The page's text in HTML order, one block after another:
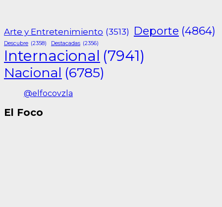
Arte y Entretenimiento (3513) Deporte (4864)
Descubre (2358) Destacadas (2356)
Internacional (7941)
Nacional (6785)
@elfocovzla
El Foco